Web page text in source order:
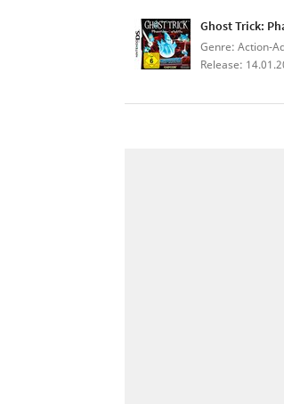
Ghost Trick:
Genre: Action-
Release: